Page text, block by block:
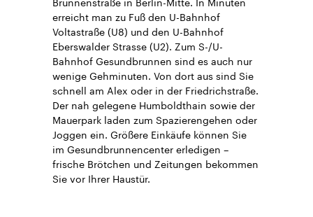
erreicht man zu Fuß den U-Bahnhof
Voltastraße (U8) und den U-Bahnhof
Eberswalder Strasse (U2). Zum S-/U-
Bahnhof Gesundbrunnen sind es auch nur
wenige Gehminuten. Von dort aus sind Sie
schnell am Alex oder in der Friedrichstraße.
Der nah gelegene Humboldthain sowie der
Mauerpark laden zum Spazierengehen oder
Joggen ein. Größere Einkäufe können Sie
im Gesundbrunnencenter erledigen –
frische Brötchen und Zeitungen bekommen
Sie vor Ihrer Haustür.